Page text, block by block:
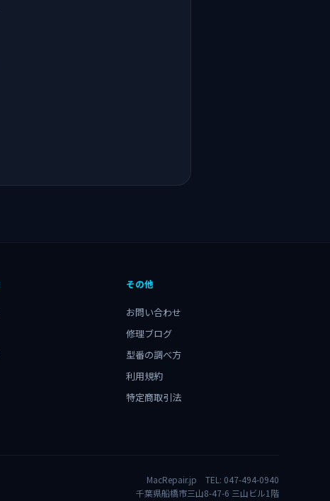
その他
お問い合わせ
修理ブログ
型番の調べ方
利用規約
特定商取引法
MacRepair.jp TEL: 047-494-0940
千葉県船橋市三山8-47-6 三山ビル1階